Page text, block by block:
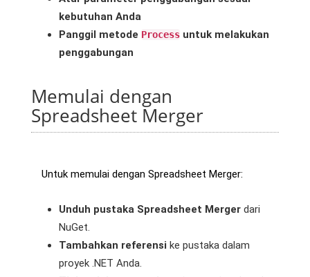
kebutuhan Anda
Panggil metode Process untuk melakukan
penggabungan
Memulai dengan
Spreadsheet Merger
Untuk memulai dengan Spreadsheet Merger:
Unduh pustaka Spreadsheet Merger dari
NuGet.
Tambahkan referensi ke pustaka dalam
proyek .NET Anda.